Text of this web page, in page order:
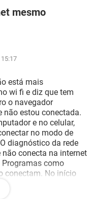
mesmo
está mais
wi fi e diz que tem
o navegador
não estou conectada.
e no celular,
no modo de
diagnóstico da rede
conecta na internet
como
conectam. No início
o internet explorer
funcionar. Também